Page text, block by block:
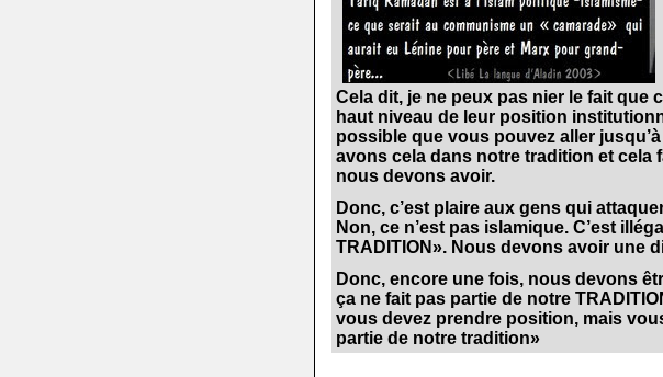
Cela dit, je ne peux pas nier le fait que
haut niveau de leur position
possible que vous pouvez aller jusqu’à
avons cela dans notre tradition et cela
nous devons avoir.
Donc, c’est plaire aux gens qui
Non, ce n’est pas islamique. C’est
TRADITION». Nous devons avoir une
Donc, encore une fois, nous devons
ça ne fait pas partie de notre
vous devez prendre position, mais
partie de notre tradition»